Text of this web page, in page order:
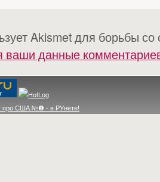
Akismet для борьбы
ваши данные
про США №❶ - в РУнете!